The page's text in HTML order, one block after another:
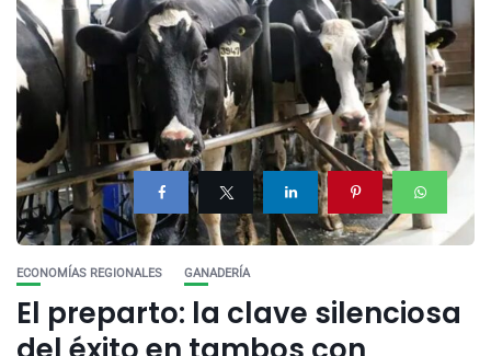
ECONOMÍAS REGIONALES GANADERÍA
El preparto: la clave silenciosa